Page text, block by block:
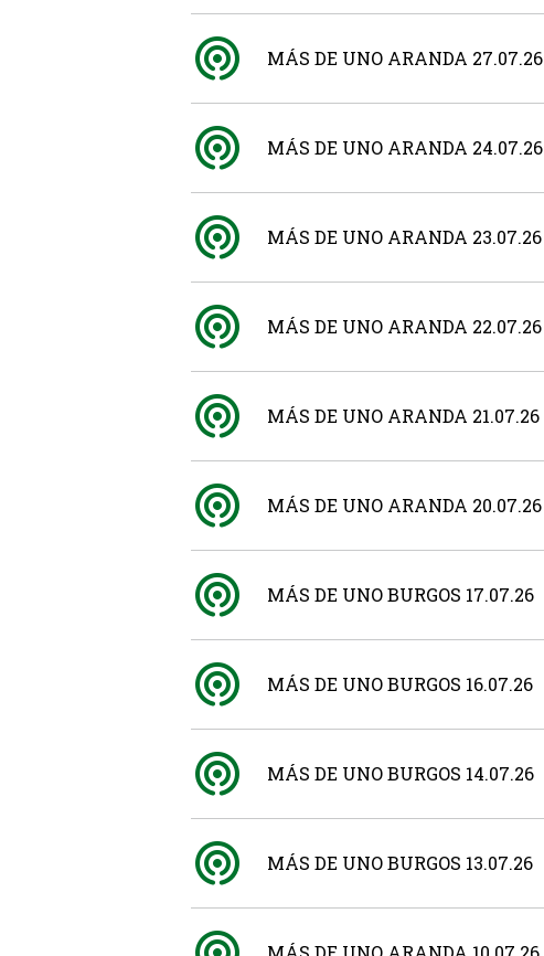
MÁS DE UNO ARANDA 27.07.26
MÁS DE UNO ARANDA 24.07.26
MÁS DE UNO ARANDA 23.07.26
MÁS DE UNO ARANDA 22.07.26
MÁS DE UNO ARANDA 21.07.26
MÁS DE UNO ARANDA 20.07.26
MÁS DE UNO BURGOS 17.07.26
MÁS DE UNO BURGOS 16.07.26
MÁS DE UNO BURGOS 14.07.26
MÁS DE UNO BURGOS 13.07.26